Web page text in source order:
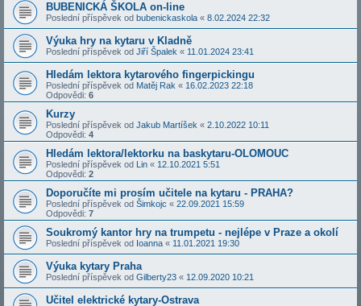
BUBENICKÁ ŠKOLA on-line
Poslední příspěvek od bubenickaskola « 8.02.2024 22:32
Výuka hry na kytaru v Kladně
Poslední příspěvek od Jiří Špalek « 11.01.2024 23:41
Hledám lektora kytarového fingerpickingu
Poslední příspěvek od Matěj Rak « 16.02.2023 22:18
Odpovědi: 6
Kurzy
Poslední příspěvek od Jakub Martíšek « 2.10.2022 10:11
Odpovědi: 4
Hledám lektora/lektorku na baskytaru-OLOMOUC
Poslední příspěvek od Lin « 12.10.2021 5:51
Odpovědi: 2
Doporučíte mi prosím učitele na kytaru - PRAHA?
Poslední příspěvek od Šimkojc « 22.09.2021 15:59
Odpovědi: 7
Soukromý kantor hry na trumpetu - nejlépe v Praze a okolí
Poslední příspěvek od Ioanna « 11.01.2021 19:30
Výuka kytary Praha
Poslední příspěvek od Gilberty23 « 12.09.2020 10:21
Učitel elektrické kytary-Ostrava